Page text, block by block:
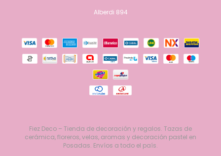
Alberdi 894
Fiez Deco – Tienda de decoración y regalos. Tazas de
cerámica, floreros, velas, aromas y decoración pastel en
Posadas. Envíos a todo el país.